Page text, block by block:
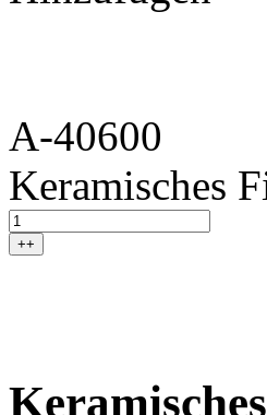
A-40600
Keramisches
++